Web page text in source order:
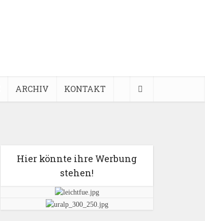
ARCHIV KONTAKT
Hier könnte ihre Werbung
stehen!